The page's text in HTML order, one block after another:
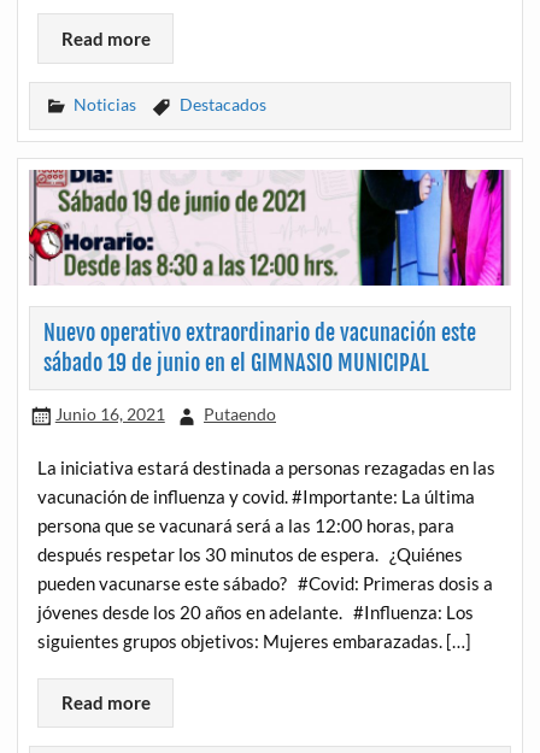
Read more
Noticias Destacados
Nuevo operativo extraordinario de vacunación este
sábado 19 de junio en el GIMNASIO MUNICIPAL
Junio 16, 2021 Putaendo
La iniciativa estará destinada a personas rezagadas en las
vacunación de influenza y covid. #Importante: La última
persona que se vacunará será a las 12:00 horas, para
después respetar los 30 minutos de espera. ¿Quiénes
pueden vacunarse este sábado? #Covid: Primeras dosis a
jóvenes desde los 20 años en adelante. #Influenza: Los
siguientes grupos objetivos: Mujeres embarazadas. […]
Read more